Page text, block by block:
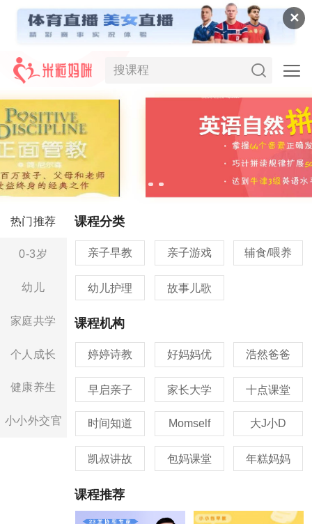
✕
热门推荐
0-3岁
幼儿
家庭共学
个人成长
健康养生
小小外交官
课程分类
亲子早教 亲子游戏 辅食/喂养
幼儿护理 故事儿歌
课程机构
婷婷诗教 好妈妈优 浩然爸爸
早启亲子 家长大学 十点课堂
时间知道 Momself 大J小D
凯叔讲故 包妈课堂 年糕妈妈
课程推荐